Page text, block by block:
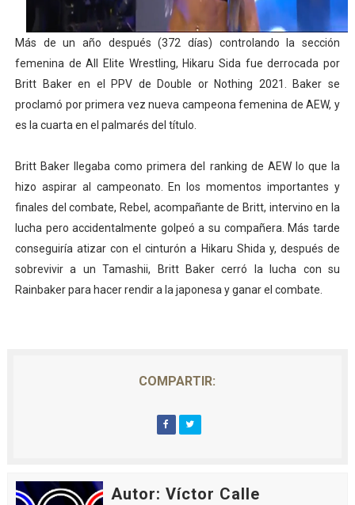
Campeonato de Europa de pentatlón moderno 2026
WWE NXT - Myles Borne y Tavion Heights ponen fin
Más de un año después (372 días) controlando la sección
femenina de All Elite Wrestling, Hikaru Sida fue derrocada por
Britt Baker en el PPV de Double or Nothing 2021. Baker se
proclamó por primera vez nueva campeona femenina de AEW, y
es la cuarta en el palmarés del título.
Britt Baker llegaba como primera del ranking de AEW lo que la
hizo aspirar al campeonato. En los momentos importantes y
finales del combate, Rebel, acompañante de Britt, intervino en la
lucha pero accidentalmente golpeó a su compañera. Más tarde
conseguiría atizar con el cinturón a Hikaru Shida y, después de
sobrevivir a un Tamashii, Britt Baker cerró la lucha con su
Rainbaker para hacer rendir a la japonesa y ganar el combate.
COMPARTIR:
Autor: Víctor Calle